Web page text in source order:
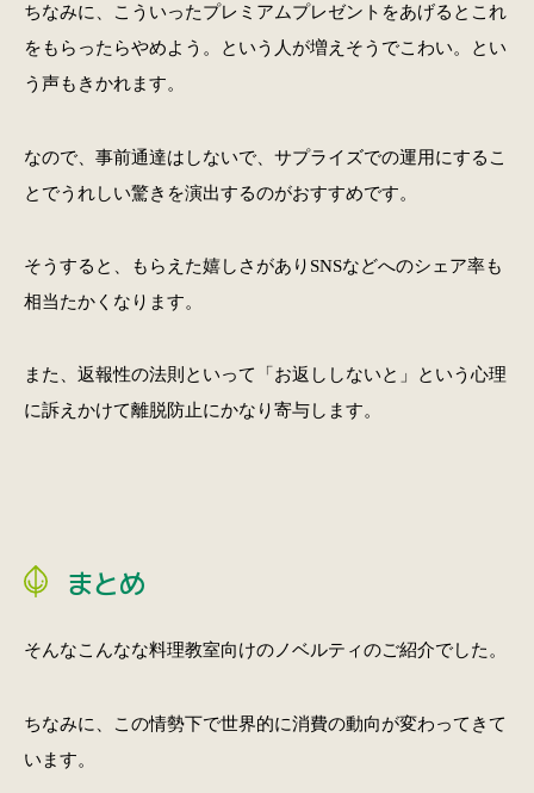
ちなみに、こういったプレミアムプレゼントをあげるとこれ
をもらったらやめよう。という人が増えそうでこわい。とい
う声もきかれます。
なので、事前通達はしないで、サプライズでの運用にするこ
とでうれしい驚きを演出するのがおすすめです。
そうすると、もらえた嬉しさがありSNSなどへのシェア率も
相当たかくなります。
また、返報性の法則といって「お返ししないと」という心理
に訴えかけて離脱防止にかなり寄与します。
まとめ
そんなこんなな料理教室向けのノベルティのご紹介でした。
ちなみに、この情勢下で世界的に消費の動向が変わってきて
います。